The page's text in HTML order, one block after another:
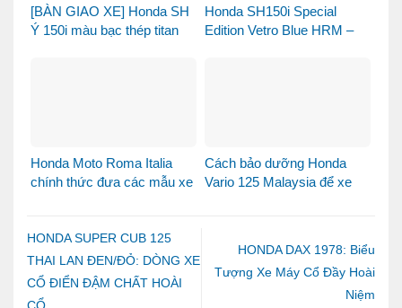
[BÀN GIAO XE] Honda SH
Ý 150i màu bạc thép titan
Honda SH150i Special
Edition Vetro Blue HRM –
Honda Moto Roma Italia
chính thức đưa các mẫu xe
Cách bảo dưỡng Honda
Vario 125 Malaysia để xe
HONDA SUPER CUB 125
THAI LAN ĐEN/ĐỎ: DÒNG XE
CỔ ĐIỂN ĐẬM CHẤT HOÀI
HONDA DAX 1978: Biểu
Tượng Xe Máy Cổ Đầy Hoài
Niệm